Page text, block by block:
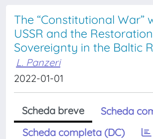
The “Constitutional War”
USSR and the
Sovereignty in the Baltic
L. Panzeri
2022-01-01
Scheda breve
Scheda
Scheda completa (DC)